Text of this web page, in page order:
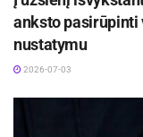
anksto
nustatymu
2026-07-03